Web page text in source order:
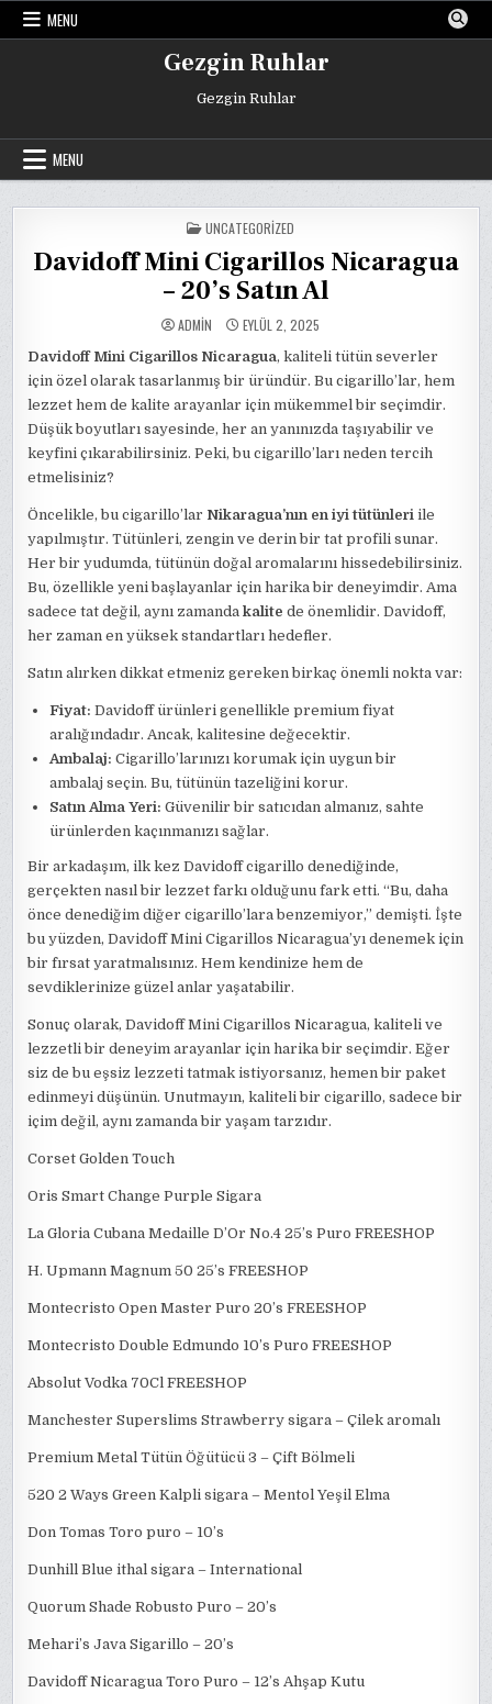
Skip
MENU
Gezgin Ruhlar
Gezgin Ruhlar
MENU
POSTED
IN
UNCATEGORIZED
Davidoff Mini Cigarillos Nicaragua
– 20’s Satın Al
ADMIN EYLÜL 2, 2025
Davidoff Mini Cigarillos Nicaragua, kaliteli tütün severler
için özel olarak tasarlanmış bir üründür. Bu cigarillo’lar, hem
lezzet hem de kalite arayanlar için mükemmel bir seçimdir.
Düşük boyutları sayesinde, her an yanınızda taşıyabilir ve
keyfini çıkarabilirsiniz. Peki, bu cigarillo’ları neden tercih
etmelisiniz?
Öncelikle, bu cigarillo’lar Nikaragua’nın en iyi tütünleri ile
yapılmıştır. Tütünleri, zengin ve derin bir tat profili sunar.
Her bir yudumda, tütünün doğal aromalarını hissedebilirsiniz.
Bu, özellikle yeni başlayanlar için harika bir deneyimdir. Ama
sadece tat değil, aynı zamandakalite de önemlidir. Davidoff,
her zaman en yüksek standartları hedefler.
Satın alırken dikkat etmeniz gereken birkaç önemli nokta var:
Fiyat: Davidoff ürünleri genellikle premium fiyat
aralığındadır. Ancak, kalitesine değecektir.
Ambalaj: Cigarillo’larınızı korumak için uygun bir
ambalaj seçin. Bu, tütünün tazeliğini korur.
Satın Alma Yeri: Güvenilir bir satıcıdan almanız, sahte
ürünlerden kaçınmanızı sağlar.
Bir arkadaşım, ilk kez Davidoff cigarillo denediğinde,
gerçekten nasıl bir lezzet farkı olduğunu fark etti. “Bu, daha
önce denediğim diğer cigarillo’lara benzemiyor,” demişti. İşte
bu yüzden, Davidoff Mini Cigarillos Nicaragua’yı denemek için
bir fırsat yaratmalısınız. Hem kendinize hem de
sevdiklerinize güzel anlar yaşatabilir.
Sonuç olarak, Davidoff Mini Cigarillos Nicaragua, kaliteli ve
lezzetli bir deneyim arayanlar için harika bir seçimdir. Eğer
siz de bu eşsiz lezzeti tatmak istiyorsanız, hemen bir paket
edinmeyi düşünün. Unutmayın, kaliteli bir cigarillo, sadece bir
içim değil, aynı zamanda bir yaşam tarzıdır.
Corset Golden Touch
Oris Smart Change Purple Sigara
La Gloria Cubana Medaille D’Or No.4 25’s Puro FREESHOP
H. Upmann Magnum 50 25’s FREESHOP
Montecristo Open Master Puro 20’s FREESHOP
Montecristo Double Edmundo 10’s Puro FREESHOP
Absolut Vodka 70Cl FREESHOP
Manchester Superslims Strawberry sigara – Çilek aromalı
Premium Metal Tütün Öğütücü 3 – Çift Bölmeli
520 2 Ways Green Kalpli sigara – Mentol Yeşil Elma
Don Tomas Toro puro – 10’s
Dunhill Blue ithal sigara – International
Quorum Shade Robusto Puro – 20’s
Mehari’s Java Sigarillo – 20’s
Davidoff Nicaragua Toro Puro – 12’s Ahşap Kutu